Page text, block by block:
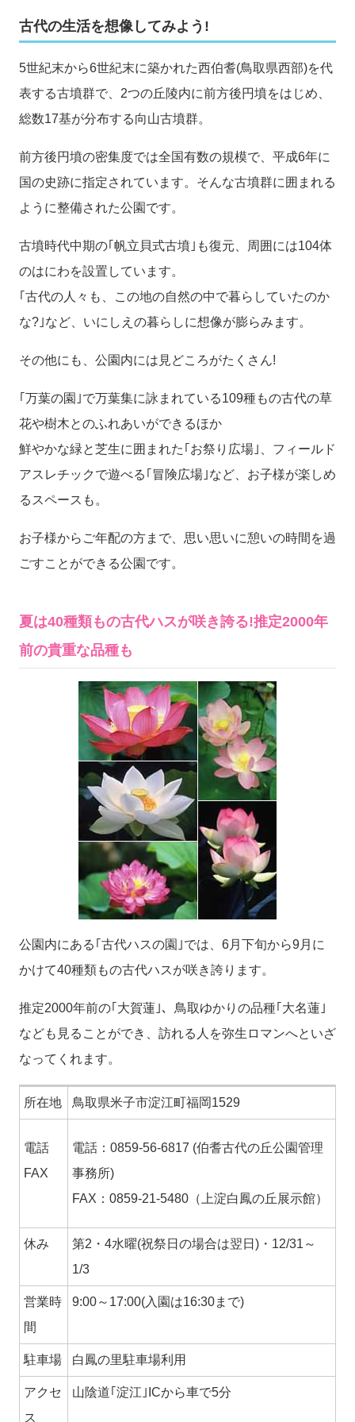
古代の生活を想像してみよう!
5世紀末から6世紀末に築かれた西伯耆(鳥取県西部)を代
表する古墳群で、2つの丘陵内に前方後円墳をはじめ、
総数17基が分布する向山古墳群。
前方後円墳の密集度では全国有数の規模で、平成6年に
国の史跡に指定されています。そんな古墳群に囲まれる
ように整備された公園です。
古墳時代中期の｢帆立貝式古墳｣も復元、周囲には104体
のはにわを設置しています。
｢古代の人々も、この地の自然の中で暮らしていたのか
な?｣など、いにしえの暮らしに想像が膨らみます。
その他にも、公園内には見どころがたくさん!
｢万葉の園｣で万葉集に詠まれている109種もの古代の草
花や樹木とのふれあいができるほか
鮮やかな緑と芝生に囲まれた｢お祭り広場｣、フィールド
アスレチックで遊べる｢冒険広場｣など、お子様が楽しめ
るスペースも。
お子様からご年配の方まで、思い思いに憩いの時間を過
ごすことができる公園です。
夏は40種類もの古代ハスが咲き誇る!推定2000年
前の貴重な品種も
公園内にある｢古代ハスの園｣では、6月下旬から9月に
かけて40種類もの古代ハスが咲き誇ります。
推定2000年前の｢大賀蓮｣、鳥取ゆかりの品種｢大名蓮｣
なども見ることができ、訪れる人を弥生ロマンへといざ
なってくれます。
所在地 鳥取県米子市淀江町福岡1529
電話
FAX
電話：0859-56-6817 (伯耆古代の丘公園管理
事務所)
FAX：0859-21-5480（上淀白鳳の丘展示館）
休み
第2・4水曜(祝祭日の場合は翌日)・12/31～
1/3
営業時
間
9:00～17:00(入園は16:30まで)
駐車場 白鳳の里駐車場利用
アクセ
ス
山陰道｢淀江｣ICから車で5分